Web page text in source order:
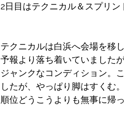
2日目はテクニカル＆スプリン
テクニカルは白浜へ会場を移
予報より落ち着いていました
ジャンクなコンディション。
したが、やっぱり脚はすくむ。
順位どうこうよりも無事に帰